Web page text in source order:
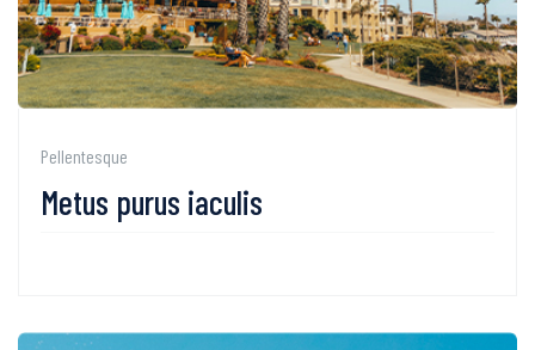
Pellentesque
Metus purus iaculis